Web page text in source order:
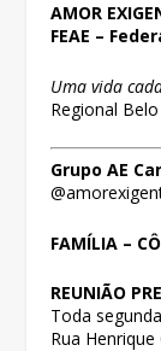
AMOR
FEAE –
Uma vida
Regional
Grupo AE
FAMÍLIA –
REUNIÃO
Toda
Rua